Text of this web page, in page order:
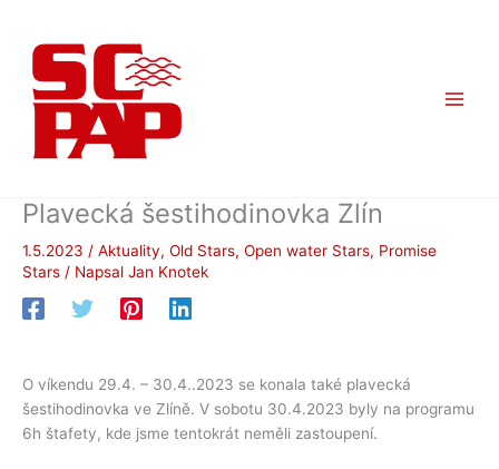
obsah
Plavecká šestihodinovka Zlín
1.5.2023 / Aktuality, Old Stars, Open water Stars, Promise
Stars / Napsal Jan Knotek
O víkendu 29.4. – 30.4..2023 se konala také plavecká
šestihodinovka ve Zlíně. V sobotu 30.4.2023 byly na programu
6h štafety, kde jsme tentokrát neměli zastoupení.